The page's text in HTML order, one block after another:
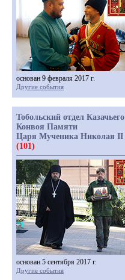
основан 9 февраля 2017 г.
Другие события
Тобольский отдел Казачьего
Конвоя Памяти
Царя Мученика Николая II
(101)
основан 5 сентября 2017 г.
Другие события